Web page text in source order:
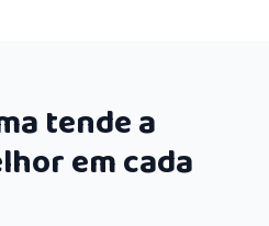
tende a
em cada